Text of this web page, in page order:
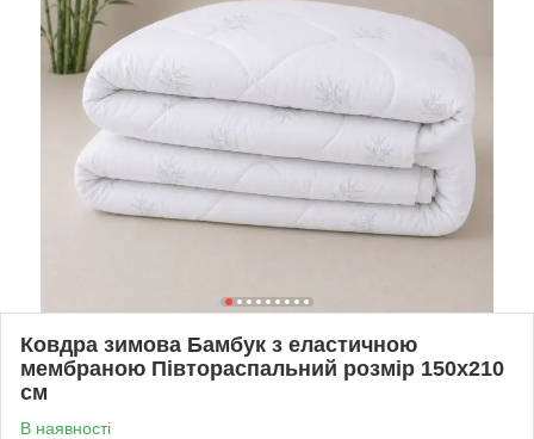
Ковдра зимова Бамбук з еластичною
мембраною Півтораспальний розмір 150х210
см
В наявності